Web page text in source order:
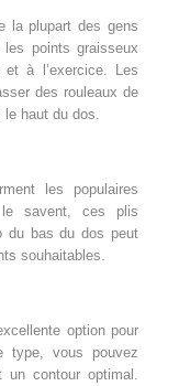
la plupart des gens
les points graisseux
à l’exercice. Les
des rouleaux de
haut du dos.
les populaires
le savent, ces plis
du bas du dos peut
souhaitables.
option pour
type, vous pouvez
contour optimal.